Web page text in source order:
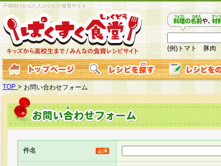
子供向けかんたんレシピの食育サイト
(例)トマト 豚肉
TOP > お問い合わせフォーム
件名